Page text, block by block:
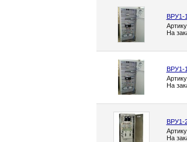
ВРУ1-
На
ВРУ1-
На
ВРУ1-
На